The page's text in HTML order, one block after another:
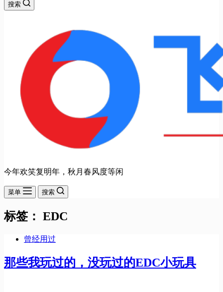
搜索
今年欢笑复明年，秋月春风度等闲
菜单 搜索
标签： EDC
曾经用过
那些我玩过的，没玩过的EDC小玩具